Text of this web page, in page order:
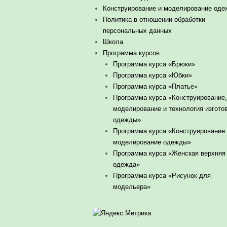
Конструирование и моделирование
Политика в отношении обработки
персональных данных
Школа
Программа курсов
Программа курса «Брюки»
Программа курса «Юбки»
Программа курса «Платье»
Программа курса «Конструирование,
моделирование и технология
одежды»
Программа курса «Конструирование
моделирование одежды»
Программа курса «Женская верхняя
одежда»
Программа курса «Рисунок для
модельера»